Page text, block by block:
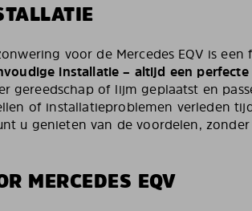
voor de Mercedes EQV is een
installatie – altijd een
gereedschap of lijm geplaatst en
of installatieproblemen verleden
u genieten van de voordelen,
MERCEDES EQV